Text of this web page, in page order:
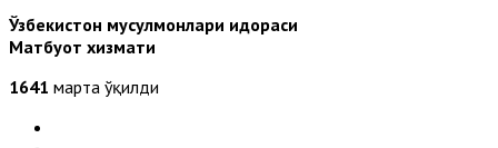
Ўзбекистон мусулмонлари идораси
Матбуот хизмати
1641 марта ўқилди